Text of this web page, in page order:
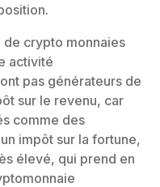
de crypto monnaies
activité
pas générateurs de
sur le revenu, car
comme des
impôt sur la fortune,
élevé, qui prend en